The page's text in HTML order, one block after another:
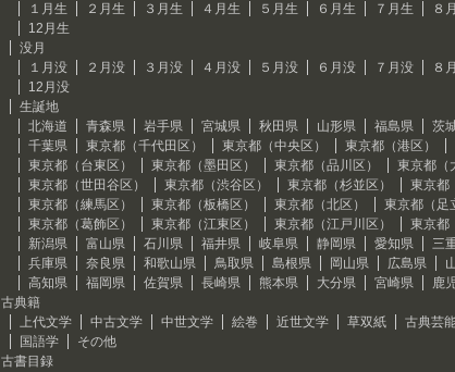
１月生
２月生 ３月生 ４月生 ５月生 ６月生 ７月生 ８
12月生
没月
１月没
２月没 ３月没 ４月没 ５月没 ６月没 ７月没 ８
12月没
生誕地
北海道
青森県 岩手県 宮城県 秋田県 山形県 福島県 茨
千葉県
東京都（千代田区） 東京都（中央区） 東京都（港区）
東京都（台東区）
東京都（墨田区） 東京都（品川区） 東京都（
東京都（世田谷区）
東京都（渋谷区） 東京都（杉並区） 東京都
東京都（練馬区）
東京都（板橋区） 東京都（北区） 東京都（足
東京都（葛飾区）
東京都（江東区） 東京都（江戸川区） 東京都
新潟県
富山県 石川県 福井県 岐阜県 静岡県 愛知県 三
兵庫県
奈良県 和歌山県 鳥取県 島根県 岡山県 広島県
高知県
福岡県 佐賀県 長崎県 熊本県 大分県 宮崎県 鹿
古典籍
上代文学
中古文学 中世文学 絵巻 近世文学 草双紙 古典芸
国語学
その他
古書目録